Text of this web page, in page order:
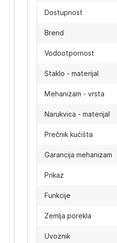
Dostupnost
Brend
Vodootpornost
Staklo - materijal
Mehanizam - vrsta
Narukvica - materijal
Prečnik kućišta
Garancija mehanizam
Prikaz
Funkcije
Zemlja porekla
Uvoznik